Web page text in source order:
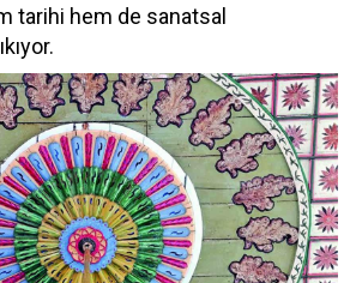
tarihi hem de sanatsal